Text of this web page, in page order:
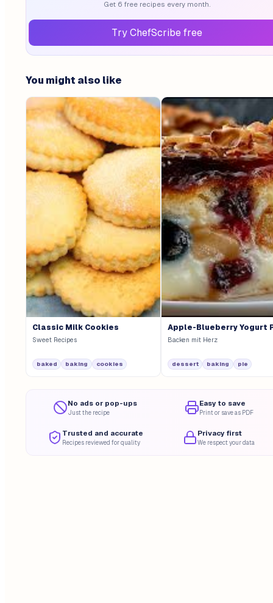
Get 6 free recipes every month.
Try ChefScribe free
You might also like
Classic Milk Cookies
Sweet Recipes
baked baking cookies
Apple-Blueberry Yogurt
Backen mit Herz
dessert baking pie
No ads or pop-ups
Just the recipe
Easy to save
Print or save as PDF
Trusted and accurate
Recipes reviewed for quality
Privacy first
We respect your data